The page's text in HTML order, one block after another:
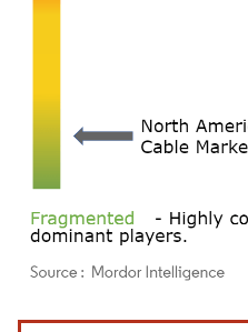
画像 © Mordor Intelligence。再利用